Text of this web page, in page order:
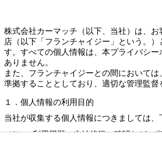
株式会社カーマッチ（以下、当社）は、
店（以下「フランチャイジー」という。
す。すべての個人情報は、本プライバシ
ありません。
また、フランチャイジーとの間において
準拠することとしており、適切な管理監督
１．個人情報の利用目的
当社が収集する個人情報につきましては
（1）ご利用履歴・支払状況の確認など、